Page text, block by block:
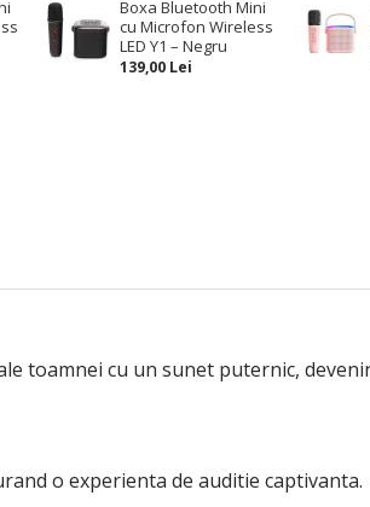
Boxa Bluetooth Mini
cu Microfon Wireless
LED Y1 – Negru
139,00 Lei
toamnei cu un sunet puternic,
o experienta de auditie captivanta.